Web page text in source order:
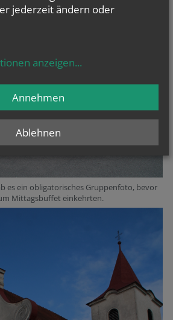
es ein obligatorisches Gruppenfoto, bevor
Mittagsbuffet einkehrten.
jederzeit ändern oder
anzeigen...
Ablehnen
Annehmen